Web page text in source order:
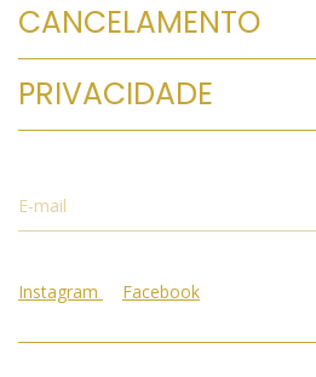
CANCELAMENTO
PRIVACIDADE
Instagram Facebook